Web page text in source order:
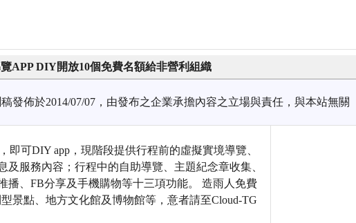
APP DIY開放10個免費名額給非營利組織
發佈於2014/07/07，由發布之企業承擔內容之立場與責任，與本站無關
即可DIY app，現階段提供行程前的虛擬實境導覽、
及服務內容；行程中的自助導覽、主題紀念章收集、
播、FB分享及手機購物等十三項功能。 造雨人免費
景點、地方文化館及博物館等，意者請至Cloud-TG